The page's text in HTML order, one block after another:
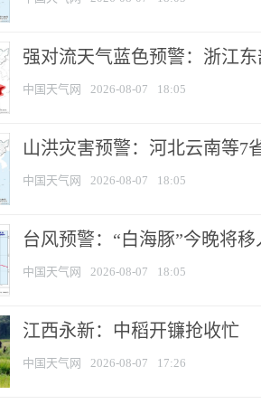
强对流天气蓝色预警：浙江
中国天气网 2026-08-07 18:05
山洪灾害预警：河北云南等7
中国天气网 2026-08-07 18:05
台风预警：“白海豚”今晚将
中国天气网 2026-08-07 18:05
江西永新：中稻开镰抢收忙
中国天气网 2026-08-07 17:26